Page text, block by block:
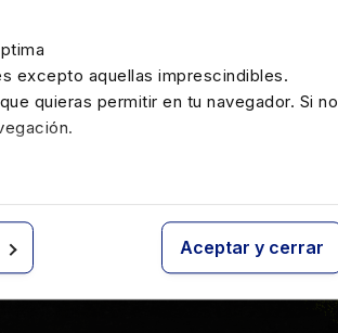
excepto aquellas imprescindibles.
quieras permitir en tu navegador. Si no
Aceptar y cerrar